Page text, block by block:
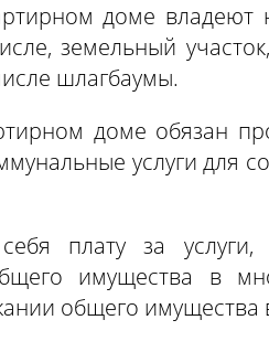
доме
земельный
шлагбаумы.
доме обязан
услуги для
плату за
имущества в
общего имущества